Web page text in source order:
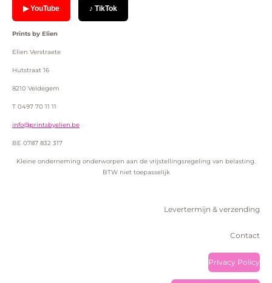
▶ YouTube ♪ TikTok
Prints by Elien
Elien Verstraete
Hutstraat 16
8210 Veldegem
T 0497 70 11 11
info@printsbyelien.be
BE 0787 832 317
Kleine onderneming onderworpen aan de vrijstellingsregeling van belasting.
BTW niet toepasselijk
Levertermijn & verzending
Contact
Privacy Policy